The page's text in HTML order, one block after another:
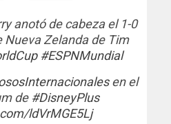
anotó de cabeza el 1-0
Nueva Zelanda de Tim
#ESPNMundial
en el
de #DisneyPlus
ldVrMGE5Lj